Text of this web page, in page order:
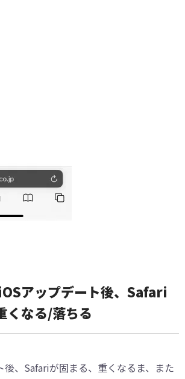
アップデート後、Safari
くなる/落ちる
後、Safariが固まる、重くなるま、また